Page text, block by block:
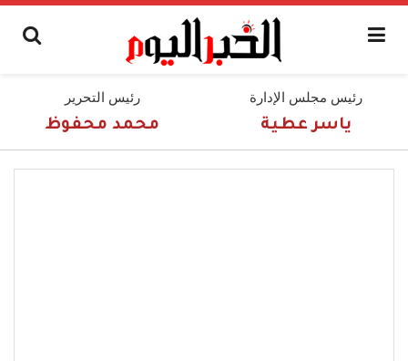
رئيس مجلس الإدارة
ياسر عطية
رئيس التحرير
محمد محفوظ